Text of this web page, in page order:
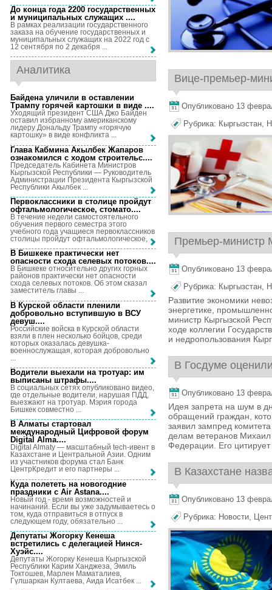
Вице-премьер-
Опубликовано 13
Рубрика: Кыргызстан,
Премьер-министр
Опубликовано 13
Рубрика: Кыргызстан,
Развитие экономики
энергетике,
министр Кыргызской
ходе коллегии
и недропользования
В Госдуме
Опубликовано 13
Идея запрета на шум в
обращений граждан,
заявил зампред
делам ветеранов
Федерации. Его
В Казахстане
Опубликовано 13
Рубрика: Новости,
До конца года 2200 государственных
и муниципальных служащих ....
В рамках реализации государственного
заказа на обучение государственных и
муниципальных служащих на 2022 год с
12 сентября по 2 декабря ...
Аналитика
Байдена уличили в оставлении
Трампу горячей картошки в виде ....
Уходящий президент США Джо Байден
оставил избранному американскому
лидеру Дональду Трампу «горячую
картошку» в виде конфликта ...
Глава Кабмина Акылбек Жапаров
ознакомился с ходом строительс....
Председатель Кабинета Министров
Кыргызской Республики — Руководитель
Администрации Президента Кыргызской
Республики Акылбек ...
Первоклассники в столице пройдут
офтальмологическое, стомато....
В течение недели самостоятельного
обучения первого семестра этого
учебного года учащиеся первоклассников
столицы пройдут офтальмологическое, ...
В Бишкеке практически нет
опасности схода селевых потоков....
В Бишкеке относительно других горных
районов практически нет опасности
схода селевых потоков. Об этом сказал
заместитель главы ...
В Курской области пленили
добровольно вступившую в ВСУ
девуш....
Российские войска в Курской области
взяли в плен несколько бойцов, среди
которых оказалась девушка-
военнослужащая, которая добровольно
Водители выехали на тротуар: им
выписаны штрафы....
В социальных сетях опубликовано видео,
где отдельные водители, нарушая ПДД,
выезжают на тротуар. Мэрия города
Бишкек совместно ...
В Алматы стартовал
международный Цифровой форум
Digital Alma....
Digital Almaty — масштабный tech-ивент в
Казахстане и Центральной Азии. Одним
из участников форума стал Банк
ЦентрКредит и его партнеры ...
Куда полететь на новогодние
праздники с Air Astana....
Новый год - время возможностей и
начинаний. Если вы уже задумываетесь о
том, куда отправиться в отпуск в
следующем году, обязательно ...
Депутаты Жогорку Кенеша
встретились с делегацией Нинся-
Хуэйс....
Депутаты Жогорку Кенеша Кыргызской
Республики Карим Ханджеза, Эмиль
Токтошев, Марлен Маматалиев,
Гүлшаркан Култаева, Аида Исатбек ...